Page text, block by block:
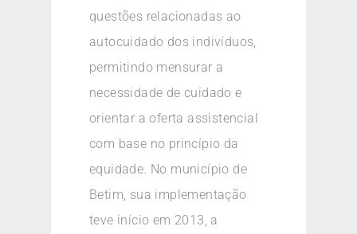
questões relacionadas ao
autocuidado dos indivíduos,
permitindo mensurar a
necessidade de cuidado e
orientar a oferta assistencial
com base no princípio da
equidade. No município de
Betim, sua implementação
teve início em 2013, a